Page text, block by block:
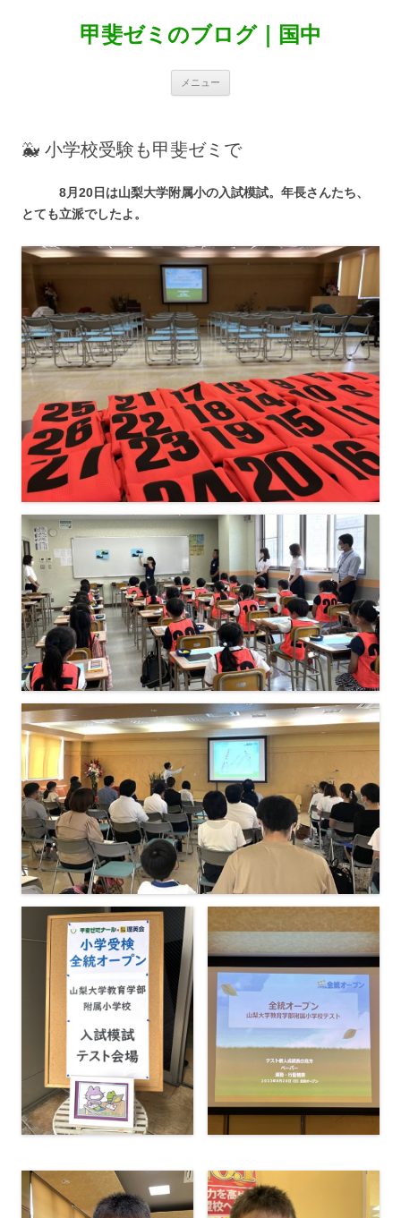
甲斐ゼミのブログ｜国中
メニュー
ス
プ
🐳 小学校受験も甲斐ゼミで
8月20日は山梨大学附属小の入試模試。年長さんたち、
とても立派でしたよ。